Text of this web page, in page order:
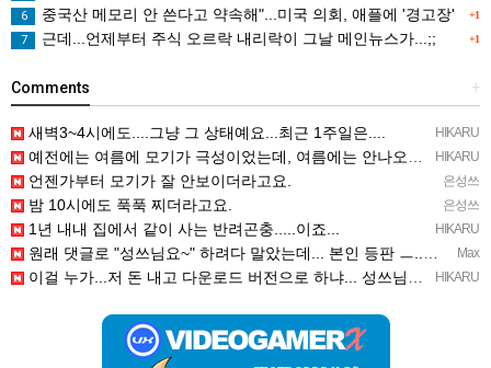
+1
6 중국산 메모리 안 쓴다고 약속해"...미국 의회, 애플에 '경고장'
+1
7 근데...언제부터 주식 오르락 내리락이 그날 메인뉴스가...;;
+
Comments
HIKARU
새벽3~4시에도....그냥 그 상태예요...최근 1주일은....
HIKARU
예전에는 여름에 모기가 극성이었는데, 여름에는 안나오는 것 같은.....ㅎ ㅎ)
은성쓰
언젠가부터 모기가 잘 안보이더라고요.
은성쓰
밤 10시에도 푹푹 찌더라고요.
HIKARU
1년 내내 집에서 같이 사는 반려곤충.....이죠...
Max
원래 댓글로 "성쓰님요~" 하려다 말았는데... 본인 등판 ㅡ..ㅡy~
HIKARU
이걸 누가...저 돈 내고 다운로드 버전으로 하냐... 성쓰님이 계셨다!!!...